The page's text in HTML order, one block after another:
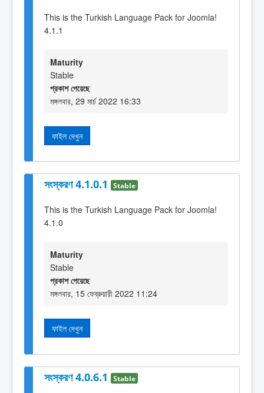
This is the Turkish Language Pack for Joomla!
4.1.1
Maturity
Stable
প্রকাশ পেয়েছে
মঙ্গলবার, 29 মার্চ 2022 16:33
ফাইল দেখুন
সংস্করণ 4.1.0.1 Stable
This is the Turkish Language Pack for Joomla!
4.1.0
Maturity
Stable
প্রকাশ পেয়েছে
মঙ্গলবার, 15 ফেব্রুয়ারী 2022 11:24
ফাইল দেখুন
সংস্করণ 4.0.6.1 Stable